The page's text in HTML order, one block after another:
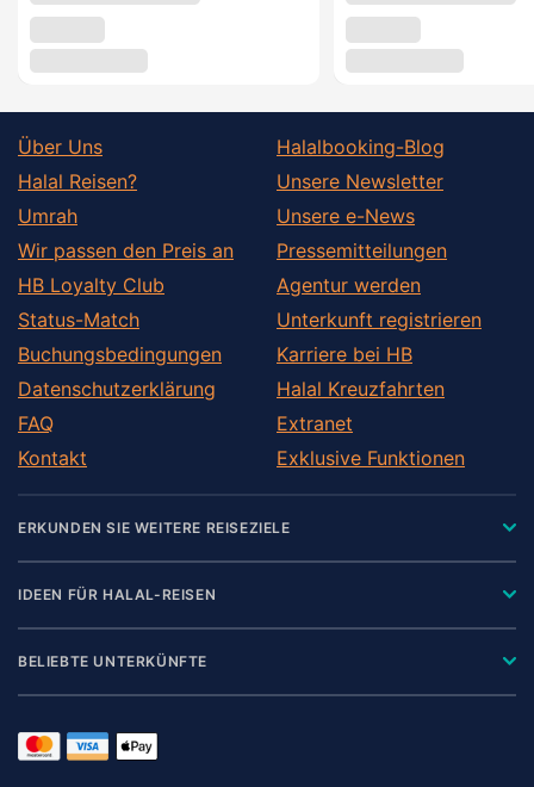
Über Uns
Halal Reisen?
Umrah
Wir passen den Preis an
HB Loyalty Club
Status-Match
Buchungsbedingungen
Datenschutzerklärung
FAQ
Kontakt
Halalbooking-Blog
Unsere Newsletter
Unsere e-News
Pressemitteilungen
Agentur werden
Unterkunft registrieren
Karriere bei HB
Halal Kreuzfahrten
Extranet
Exklusive Funktionen
ERKUNDEN SIE WEITERE REISEZIELE
IDEEN FÜR HALAL-REISEN
BELIEBTE UNTERKÜNFTE